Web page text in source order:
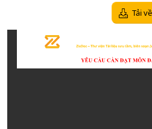
ả
n
d
Tải về